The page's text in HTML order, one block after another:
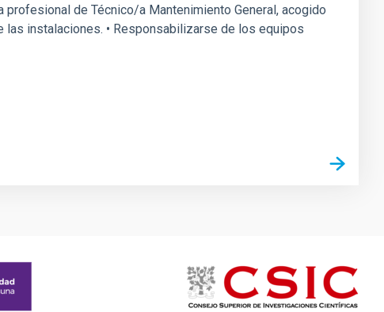
de Técnico/a Mantenimiento General, acogido
las instalaciones. • Responsabilizarse de los equipos